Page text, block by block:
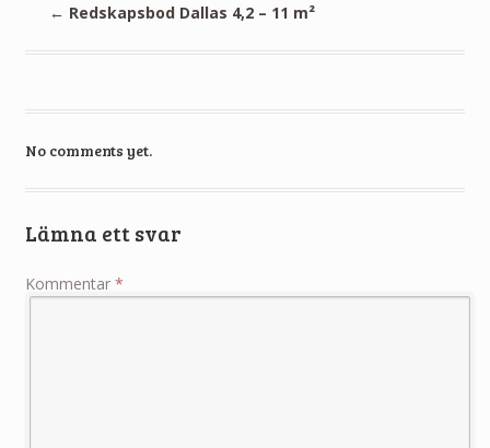
← Redskapsbod Dallas 4,2 – 11 m²
No comments yet.
Lämna ett svar
Kommentar *